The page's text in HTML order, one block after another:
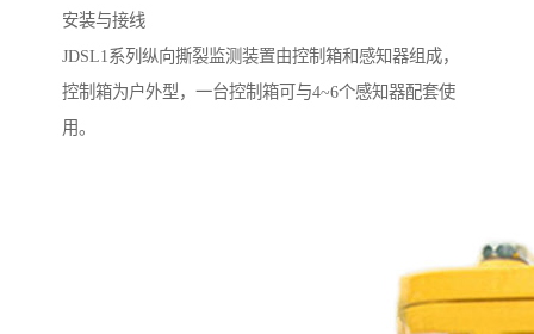
安装与接线
JDSL1系列纵向撕裂监测装置由控制箱和感知器组成，
控制箱为户外型，一台控制箱可与4~6个感知器配套使
用。